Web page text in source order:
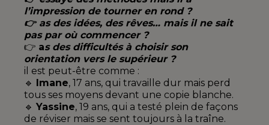
l’impression de tourner en rond ?
👉 as des idées, des rêves… mais il ne sait
pas par où commencer ?
👉 as des difficultés à choisir son
orientation vers le supérieur ?
il est peut-être comme :
🔹 Imane, 17 ans, qui travaille dur mais perd
tous ses moyens devant une copie blanche.
🔹 Yassine, 19 ans, qui a testé plein de façons
de réviser mais se sent toujours à la traîne.